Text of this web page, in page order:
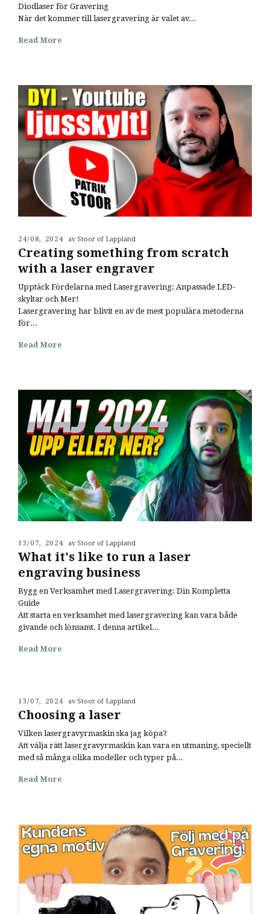
Diodlaser för Gravering
När det kommer till lasergravering är valet av...
Read More
24/08, 2024 av Stoor of Lappland
Creating something from scratch
with a laser engraver
Upptäck Fördelarna med Lasergravering: Anpassade LED-
skyltar och Mer!
Lasergravering har blivit en av de mest populära metoderna
för...
Read More
13/07, 2024 av Stoor of Lappland
What it's like to run a laser
engraving business
Bygg en Verksamhet med Lasergravering: Din Kompletta
Guide
Att starta en verksamhet med lasergravering kan vara både
givande och lönsamt. I denna artikel...
Read More
13/07, 2024 av Stoor of Lappland
Choosing a laser
Vilken lasergravyrmaskin ska jag köpa?
Att välja rätt lasergravyrmaskin kan vara en utmaning, speciellt
med så många olika modeller och typer på...
Read More